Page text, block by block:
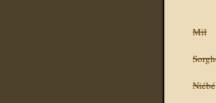
Mil
Niébé